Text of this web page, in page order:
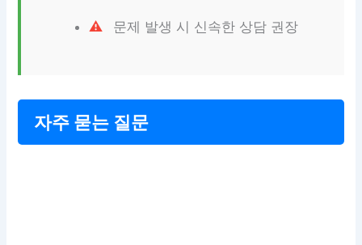
문제 발생 시 신속한 상담 권장
자주 묻는 질문